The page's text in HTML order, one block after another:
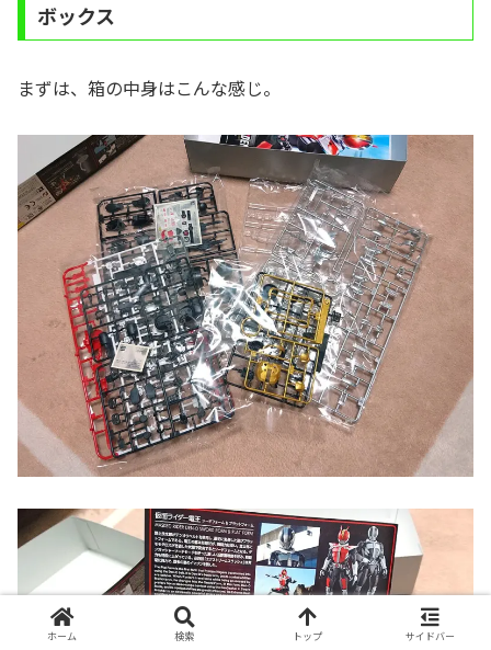
ボックス
まずは、箱の中身はこんな感じ。
ホーム 検索 トップ サイドバー